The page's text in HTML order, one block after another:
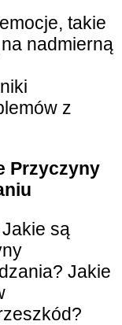
takie
nadmierną
z
Przyczyny
Jakie są
Jakie